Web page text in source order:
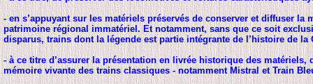
- en s’appuyant sur les matériels préservés de conserver et diffuser
patrimoine régional immatériel. Et notamment, sans que ce soit
disparus, trains dont la légende est partie intégrante de l’histoire de la
- à ce titre d’assurer la présentation en livrée historique des
mémoire vivante des trains classiques - notamment Mistral et Train